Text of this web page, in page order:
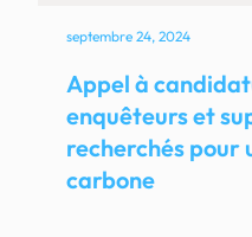
septembre 24, 2024
Appel à
enquêteurs et
recherchés pour
carbone